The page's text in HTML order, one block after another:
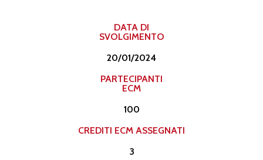
DATA DI
SVOLGIMENTO
20/01/2024
PARTECIPANTI
ECM
100
CREDITI ECM ASSEGNATI​
3